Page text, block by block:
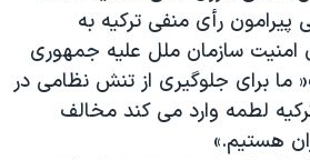
رأی منفی ترکیه به
امنیت سازمان ملل علیه جمهوری
ما برای جلوگیری از تنش نظامی در
لطمه وارد می کند مخالف
هستیم.»